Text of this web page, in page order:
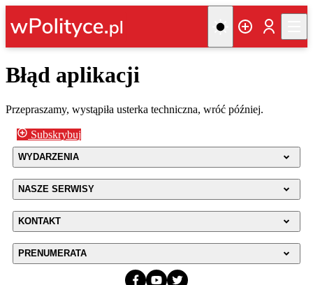
Błąd aplikacji
Przepraszamy, wystąpiła usterka techniczna, wróć później.
Subskrybuj
WYDARZENIA
NASZE SERWISY
KONTAKT
PRENUMERATA